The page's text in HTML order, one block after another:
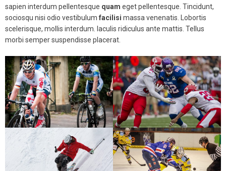
sapien interdum pellentesque quam eget pellentesque. Tincidunt,
sociosqu nisi odio vestibulum facilisi massa venenatis. Lobortis
scelerisque, mollis interdum. Iaculis ridiculus ante mattis. Tellus
morbi semper suspendisse placerat.